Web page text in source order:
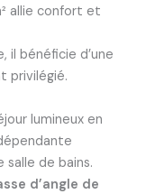
allie confort et
il bénéficie d’une
privilégié.
lumineux en
salle de bains.
d’angle de